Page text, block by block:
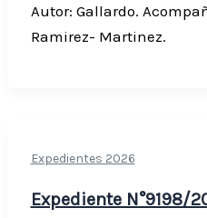
Autor: Gallardo.
Ramirez- Martinez.
Expedientes 2026
Expediente N°9198/